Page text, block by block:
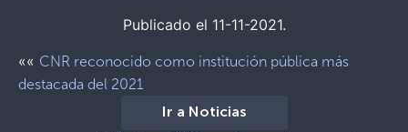
Publicado el 11-11-2021.
«« CNR reconocido como institución pública más
destacada del 2021
Ir a Noticias